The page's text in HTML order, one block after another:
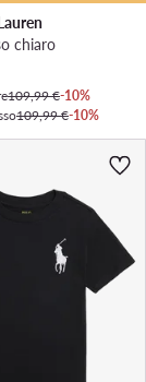
chiaro
109,99 €-10%
109,99 €-10%